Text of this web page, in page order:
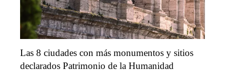
Las 8 ciudades con más monumentos y sitios
declarados Patrimonio de la Humanidad